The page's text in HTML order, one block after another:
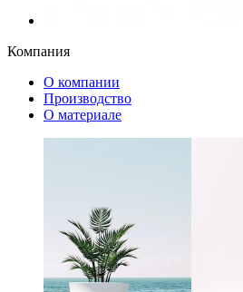
Компания
О компании
Производство
О материале